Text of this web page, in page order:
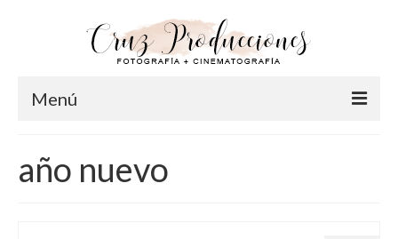
Menú
Info
año nuevo